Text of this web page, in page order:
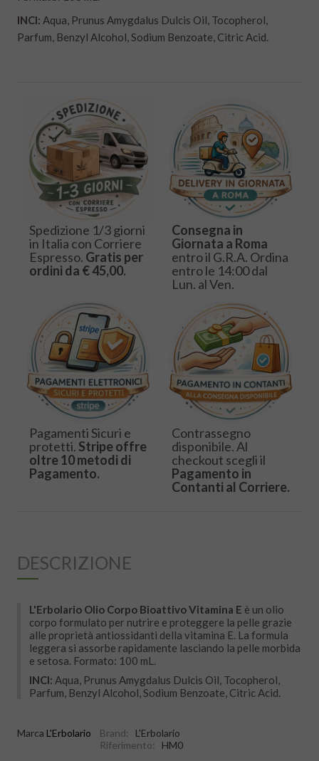
INCI: Aqua, Prunus Amygdalus Dulcis Oil, Tocopherol,
Parfum, Benzyl Alcohol, Sodium Benzoate, Citric Acid.
Spedizione 1/3 giorni
in Italia con Corriere
Espresso. Gratis per
ordini da € 45,00.
Consegna in
Giornata a Roma
entro il G.R.A. Ordina
entro le 14:00 dal
Lun. al Ven.
Pagamenti Sicuri e
protetti. Stripe offre
oltre 10 metodi di
Pagamento.
Contrassegno
disponibile. Al
checkout scegli il
Pagamento in
Contanti al Corriere.
DESCRIZIONE
L'Erbolario Olio Corpo Bioattivo Vitamina E è un olio
corpo formulato per nutrire e proteggere la pelle grazie
alle proprietà antiossidanti della vitamina E. La formula
leggera si assorbe rapidamente lasciando la pelle morbida
e setosa. Formato: 100 mL.
INCI: Aqua, Prunus Amygdalus Dulcis Oil, Tocopherol,
Parfum, Benzyl Alcohol, Sodium Benzoate, Citric Acid.
Marca L'Erbolario Brand:
L'Erbolario
Riferimento:
HM0